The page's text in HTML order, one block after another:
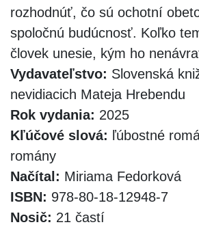
rozhodnúť, čo sú ochotní
spoločnú budúcnosť. Koľko
človek unesie, kým ho
Vydavateľstvo: Slovenská
nevidiacich Mateja Hrebendu
Rok vydania: 2025
Kľúčové slová: ľúbostné
romány
Načítal: Miriama Fedorková
ISBN: 978-80-18-12948-7
Nosič: 21 častí